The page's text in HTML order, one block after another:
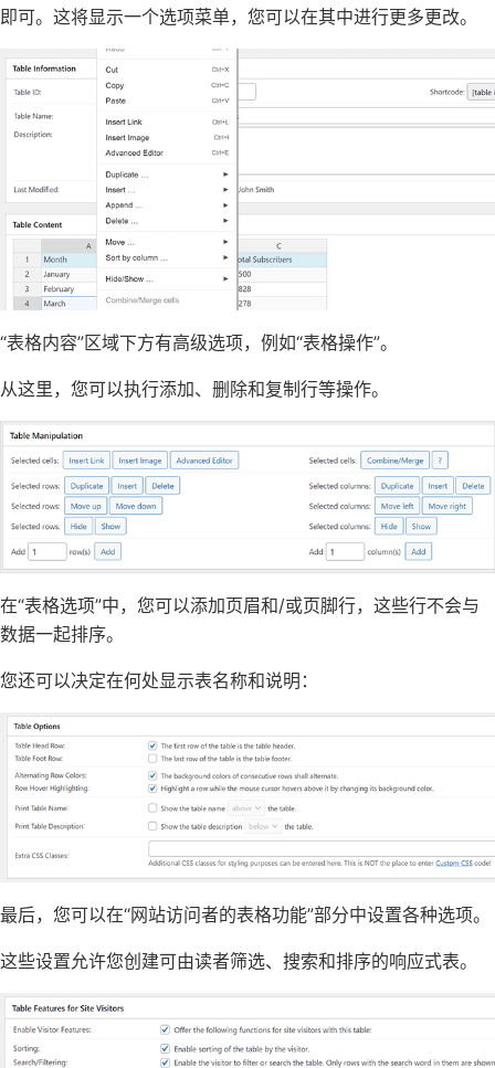
即可。这将显示一个选项菜单，您可以在其中进行更多更改。
“表格内容”区域下方有高级选项，例如“表格操作”。
从这里，您可以执行添加、删除和复制行等操作。
在“表格选项”中，您可以添加页眉和/或页脚行，这些行不会与
数据一起排序。
您还可以决定在何处显示表名称和说明：
最后，您可以在“网站访问者的表格功能”部分中设置各种选项。
这些设置允许您创建可由读者筛选、搜索和排序的响应式表。